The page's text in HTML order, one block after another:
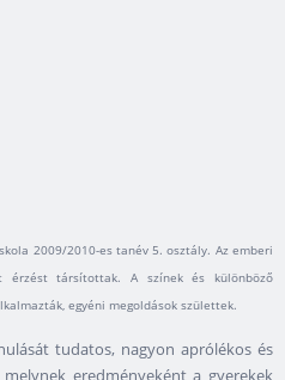
2009/2010-es tanév 5. osztály. Az emberi
érzést társítottak. A színek és különböző
egyéni megoldások születtek.
tudatos, nagyon aprólékos és
melynek eredményeként a gyerekek